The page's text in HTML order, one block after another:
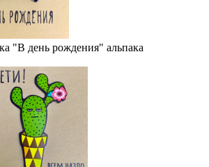
"В день рождения" альпака